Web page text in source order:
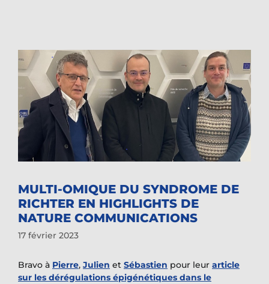
MULTI-OMIQUE DU SYNDROME DE
RICHTER EN HIGHLIGHTS DE
NATURE COMMUNICATIONS
17 février 2023
Bravo à Pierre, Julien et Sébastien pour leur article
sur les dérégulations épigénétiques dans le